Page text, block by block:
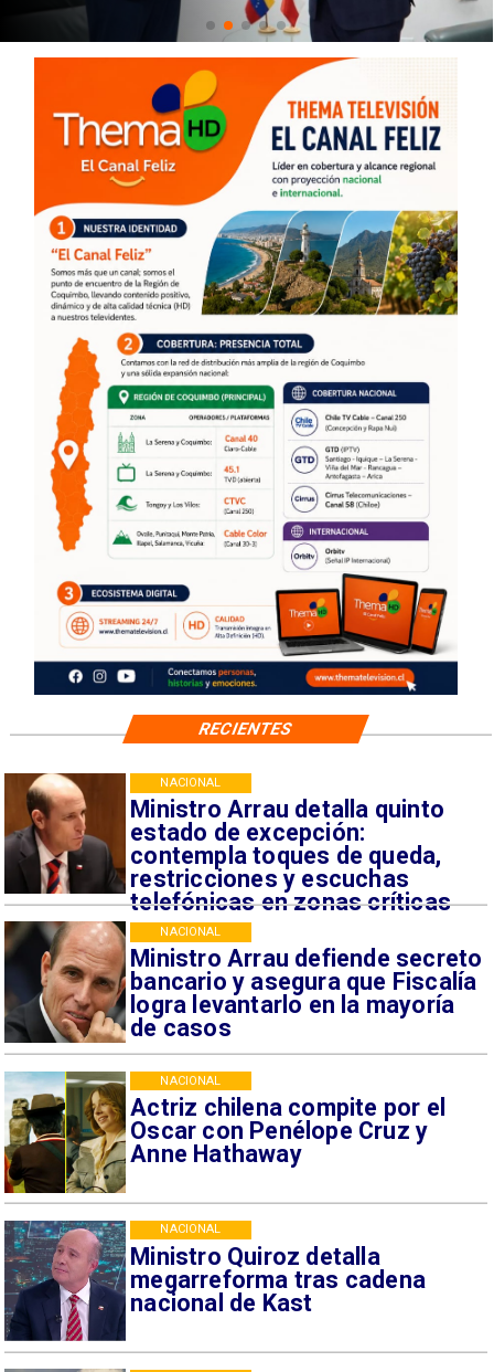
Ministro Arrau detalla quinto
estado de excepción:
contempla toques de queda,
restricciones y escuchas
telefónicas en zonas críticas
NACIONAL
Ministro Arrau defiende secreto
bancario y asegura que Fiscalía
logra levantarlo en la mayoría
de casos
NACIONAL
Actriz chilena compite por el
Oscar con Penélope Cruz y
Anne Hathaway
NACIONAL
Ministro Quiroz detalla
megarreforma tras cadena
nacional de Kast
NACIONAL
RECIENTES